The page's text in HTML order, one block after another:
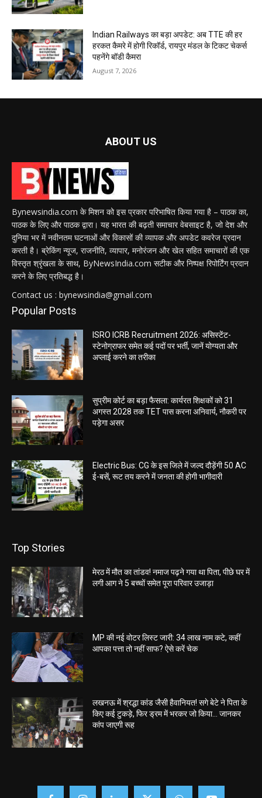
Indian Railways का बड़ा अपडेट: अब TTE की हर
हरकत कैमरे में होगी रिकॉर्ड, रायपुर मंडल के टिकट चेकर्स
पहनेंगे बॉडी कैमरा
August 7, 2026
ABOUT US
Bynewsindia.com के मिशन को इस प्रकार परिभाषित किया गया है – पाठक का,
पाठक के लिए और पाठक द्वारा। यह भारत की बढ़ती समाचार वेबसाइट है, जो देश और
दुनिया भर में नवीनतम घटनाओं और विकासों की व्यापक और अपडेट कवरेज प्रदान
करती है। ब्रेकिंग न्यूज, राजनीति, व्यापार, मनोरंजन और खेल सहित समाचारों की एक
विस्तृत श्रृंखला के साथ, ByNewsIndia.com सटीक और निष्पक्ष रिपोर्टिंग प्रदान
करने के लिए प्रतिबद्ध है।
Contact us : bynewsindia@gmail.com
Popular Posts
ISRO ICRB Recruitment 2026: असिस्टेंट-
स्टेनोग्राफर समेत कई पदों पर भर्ती, जानें योग्यता और
अप्लाई करने का तरीका
सुप्रीम कोर्ट का बड़ा फैसला: कार्यरत शिक्षकों को 31
अगस्त 2028 तक TET पास करना अनिवार्य, नौकरी पर
पड़ेगा असर
Electric Bus: CG के इस जिले में जल्द दौड़ेंगी 50 AC
ई-बसें, रूट तय करने में जनता की होगी भागीदारी
Top Stories
मेरठ में मौत का तांडव! नमाज पढ़ने गया था पिता, पीछे घर में
लगी आग ने 5 बच्चों समेत पूरा परिवार उजाड़ा
MP की नई वोटर लिस्ट जारी: 34 लाख नाम कटे, कहीं
आपका पत्ता तो नहीं साफ? ऐसे करें चेक
लखनऊ में श्रद्धा कांड जैसी हैवानियत! सगे बेटे ने पिता के
किए कई टुकड़े, फिर ड्रम में भरकर जो किया… जानकर
कांप जाएगी रूह